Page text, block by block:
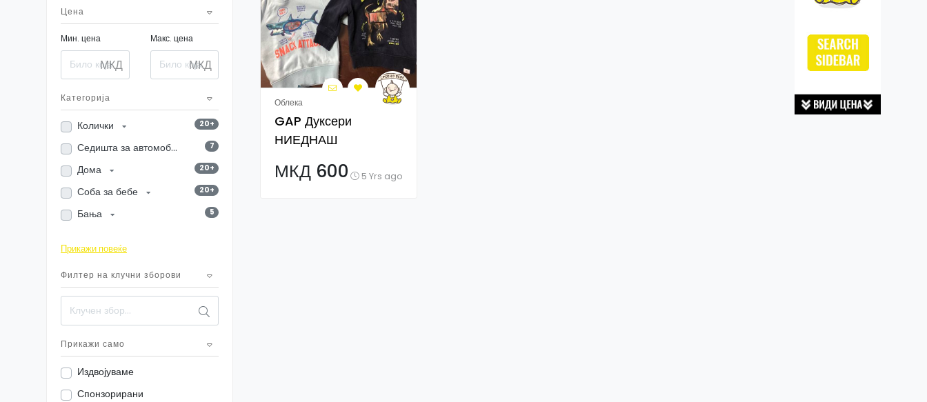
Цена
Мин. цена
МКД
Макс. цена
МКД
Категорија
Колички 20+
Седишта за автомобил 7
Дома 20+
Соба за бебе 20+
Бања 5
Облека 1
Прикажи повеќе
Филтер на клучни зборови
Прикажи само
Издвојуваме
Спонзорирани
Облека
GAP Дуксери
НИЕДНАШ
МКД 600 5 Yrs ago